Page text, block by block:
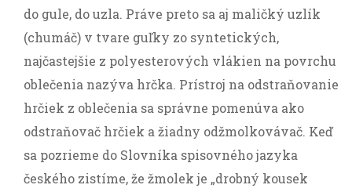
do gule, do uzla. Práve preto sa aj maličký uzlík
(chumáč) v tvare guľky zo syntetických,
najčastejšie z polyesterových vlákien na povrchu
oblečenia nazýva hrčka. Prístroj na odstraňovanie
hrčiek z oblečenia sa správne pomenúva ako
odstraňovač hrčiek a žiadny odžmolkovávač. Keď
sa pozrieme do Slovníka spisovného jazyka
českého zistíme, že žmolek je „drobný kousek